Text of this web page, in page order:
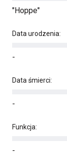
"Hoppe"
Data urodzenia:
-
Data śmierci:
-
Funkcja:
-